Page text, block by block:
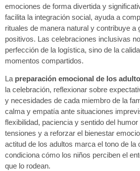
emociones de forma divertida y
facilita la integración social, ayuda a
rituales de manera natural y contribuye a
positivos. Las celebraciones inclusivas
perfección de la logística, sino de la
momentos compartidos.
La preparación emocional de los
la celebración, reflexionar sobre
y necesidades de cada miembro de la
calma y empatía ante situaciones
flexibilidad, paciencia y sentido del
tensiones y a reforzar el bienestar
actitud de los adultos marca el tono de la
condiciona cómo los niños perciben el
que lo rodean.